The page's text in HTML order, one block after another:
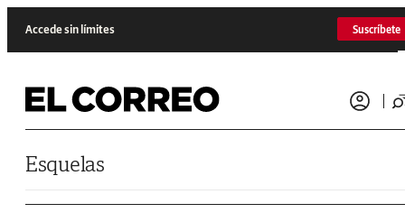
Accede sin límites Suscríbete
Esquelas